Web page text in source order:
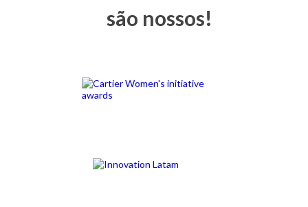
são nossos!